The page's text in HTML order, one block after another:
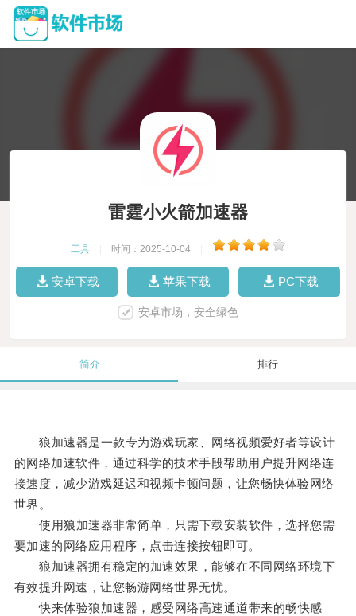
雷霆小火箭加速器
工具 时间：2025-10-04
安卓下载 苹果下载 PC下载
安卓市场，安全绿色
简介 排行
狼加速器是一款专为游戏玩家、网络视频爱好者等设计
的网络加速软件，通过科学的技术手段帮助用户提升网络连
接速度，减少游戏延迟和视频卡顿问题，让您畅快体验网络
世界。
使用狼加速器非常简单，只需下载安装软件，选择您需
要加速的网络应用程序，点击连接按钮即可。
狼加速器拥有稳定的加速效果，能够在不同网络环境下
有效提升网速，让您畅游网络世界无忧。
快来体验狼加速器，感受网络高速通道带来的畅快感